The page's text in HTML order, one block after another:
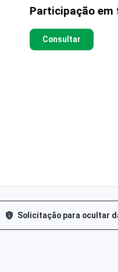
Participação em
Consultar
Solicitação para ocultar